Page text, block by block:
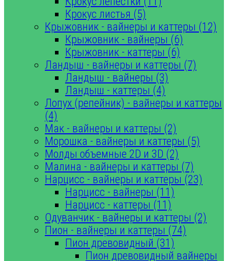
Крокус листья (5)
Крыжовник - вайнеры и каттеры (12)
Крыжовник - вайнеры (6)
Крыжовник - каттеры (6)
Ландыш - вайнеры и каттеры (7)
Ландыш - вайнеры (3)
Ландыш - каттеры (4)
Лопух (репейник) - вайнеры и каттеры
(4)
Мак - вайнеры и каттеры (2)
Морошка - вайнеры и каттеры (5)
Молды объемные 2D и 3D (2)
Малина - вайнеры и каттеры (7)
Нарцисс - вайнеры и каттеры (23)
Нарцисс - вайнеры (11)
Нарцисс - каттеры (11)
Одуванчик - вайнеры и каттеры (2)
Пион - вайнеры и каттеры (74)
Пион древовидный (31)
Пион древовидный вайнеры